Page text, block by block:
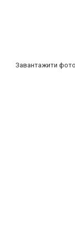
Завантажити